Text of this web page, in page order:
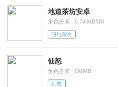
地道茶坊安卓
角色扮演 0.78 MBMB
道地茶坊
仙怒
角色扮演 0MMB
仙怒